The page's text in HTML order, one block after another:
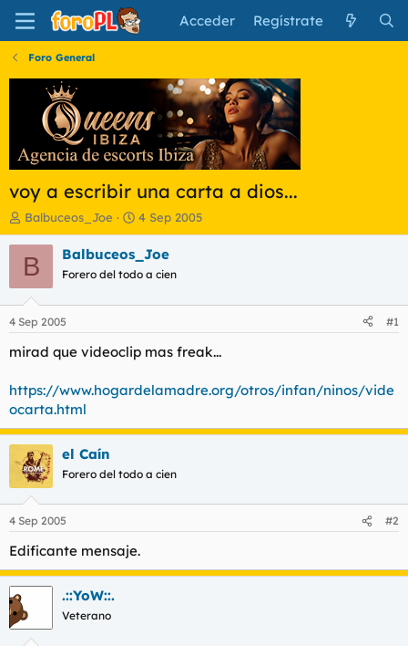
Acceder Regístrate
Foro General
voy a escribir una carta a dios...
I
n
i
c
a
o
r
l
t
e
m
a
Balbuceos_Joe
F
e
h
a
i
n
i
4 Sep 2005
B Balbuceos_Joe
Forero del todo a cien
4 Sep 2005 #1
mirad que videoclip mas freak...
https://www.hogardelamadre.org/otros/infan/ninos/vide
ocarta.html
el Caín
Forero del todo a cien
4 Sep 2005 #2
Edificante mensaje.
.::YoW::.
Veterano